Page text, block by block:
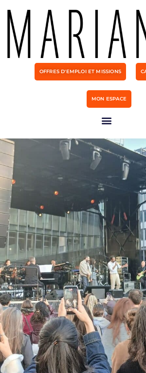
OFFRES D'EMPLOI ET MISSIONS
MON ESPACE